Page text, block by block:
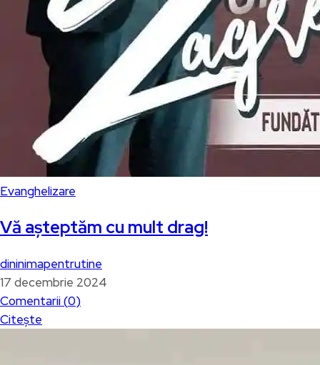
Evanghelizare
Vă așteptăm cu mult drag!
dininimapentrutine
17 decembrie 2024
Comentarii (0)
Citește